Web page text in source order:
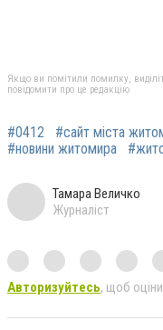
Якщо ви помітили помилку,
повідомити про це редакцію
#0412 #сайт міста
#новини житомира
Тамара Величко
Журналіст
Авторизуйтесь, щоб